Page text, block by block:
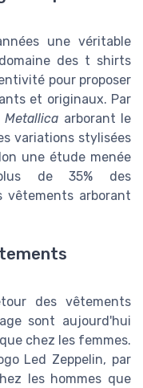
une véritable
des t shirts
pour proposer
et originaux. Par
arborant le
variations stylisées
une étude menée
de 35% des
vêtements arborant
des vêtements
sont aujourd'hui
chez les femmes.
Led Zeppelin, par
les hommes que